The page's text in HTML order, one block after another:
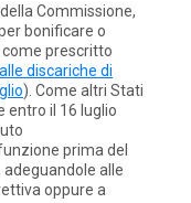
Commissione,
bonificare o
prescritto
discariche di
). Come altri Stati
entro il 16 luglio
prima del
adeguandole alle
oppure a